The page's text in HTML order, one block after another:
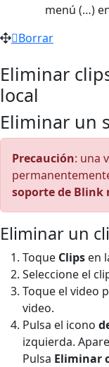
menú (…)
Borrar
Eliminar
local
Eliminar un
Precaución: una
soporte de Blink
Eliminar un
Toque Clips en
Seleccione el
Toque el video
video.
Pulsa el icono
izquierda.
Pulsa Eliminar